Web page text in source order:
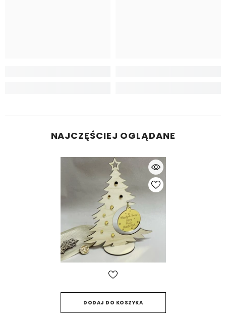
NAJCZĘŚCIEJ OGLĄDANE
DODAJ DO KOSZYKA